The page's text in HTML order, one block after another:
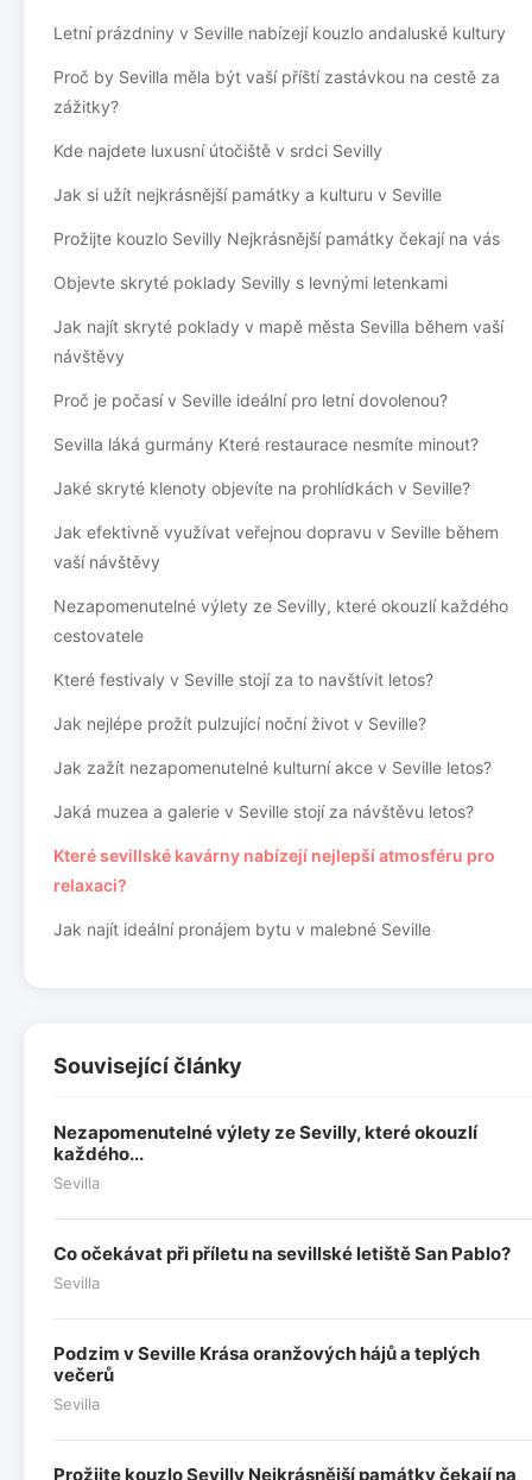
Letní prázdniny v Seville nabízejí kouzlo andaluské kultury
Proč by Sevilla měla být vaší příští zastávkou na cestě za
zážitky?
Kde najdete luxusní útočiště v srdci Sevilly
Jak si užít nejkrásnější památky a kulturu v Seville
Prožijte kouzlo Sevilly Nejkrásnější památky čekají na vás
Objevte skryté poklady Sevilly s levnými letenkami
Jak najít skryté poklady v mapě města Sevilla během vaší
návštěvy
Proč je počasí v Seville ideální pro letní dovolenou?
Sevilla láká gurmány Které restaurace nesmíte minout?
Jaké skryté klenoty objevíte na prohlídkách v Seville?
Jak efektivně využívat veřejnou dopravu v Seville během
vaší návštěvy
Nezapomenutelné výlety ze Sevilly, které okouzlí každého
cestovatele
Které festivaly v Seville stojí za to navštívit letos?
Jak nejlépe prožít pulzující noční život v Seville?
Jak zažít nezapomenutelné kulturní akce v Seville letos?
Jaká muzea a galerie v Seville stojí za návštěvu letos?
Které sevillské kavárny nabízejí nejlepší atmosféru pro
relaxaci?
Jak najít ideální pronájem bytu v malebné Seville
Související články
Nezapomenutelné výlety ze Sevilly, které okouzlí
každého...
Sevilla
Co očekávat při příletu na sevillské letiště San Pablo?
Sevilla
Podzim v Seville Krása oranžových hájů a teplých
večerů
Sevilla
Prožijte kouzlo Sevilly Nejkrásnější památky čekají na